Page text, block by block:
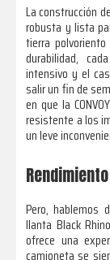
La construcción
robusta y lista
tierra
durabilidad,
intensivo y el
salir un fin de
en que la
resistente a los
un leve
Pero, hablemos
llanta Black
ofrece una
camioneta se